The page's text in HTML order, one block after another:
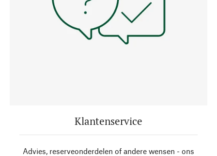
Klantenservice
Advies, reserveonderdelen of andere wensen - ons